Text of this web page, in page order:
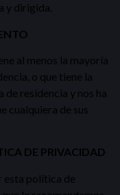
y dirigida.
al menos la mayoría
o que tiene la
de residencia y nos ha
cualquiera de sus
DE PRIVACIDAD
esta política de